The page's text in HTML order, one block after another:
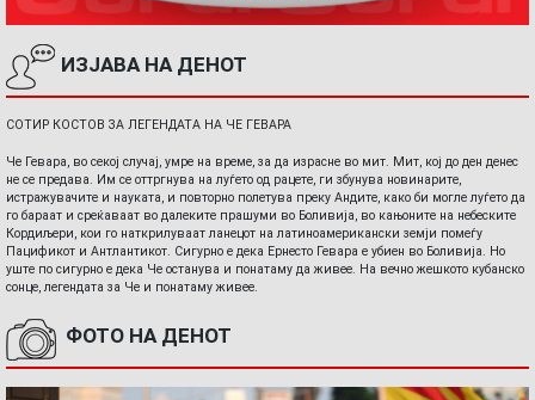
ИЗЈАВА НА ДЕНОТ
СОТИР КОСТОВ ЗА ЛЕГЕНДАТА НА ЧЕ ГЕВАРА
Че Гевара, во секој случај, умре на време, за да израсне во мит. Мит, кој до ден денес
не се предава. Им се оттргнува на луѓето од рацете, ги збунува новинарите,
истражувачите и науката, и повторно полетува преку Андите, како би могле луѓето да
го бараат и среќаваат во далеките прашуми во Боливија, во кањоните на небеските
Кордиљери, кои го наткрилуваат ланецот на латиноамерикански земји помеѓу
Пацификот и Антлантикот. Сигурно е дека Ернесто Гевара е убиен во Боливија. Но
уште по сигурно е дека Че останува и понатаму да живее. На вечно жешкото кубанско
сонце, легендата за Че и понатаму живее.
ФОТО НА ДЕНОТ